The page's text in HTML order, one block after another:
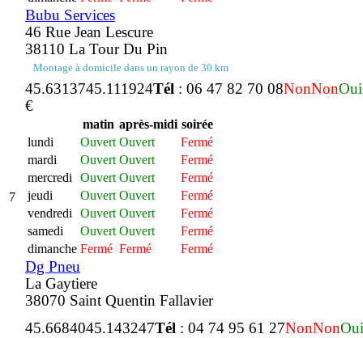
Bubu Services
46 Rue Jean Lescure
38110 La Tour Du Pin
Montage à domicile dans un rayon de 30 km
7
45.6313745.111924Tél : 06 47 82 70 08NonNonOui
€
matin après-midi soirée
lundi
Ouvert Ouvert
Fermé
mardi
Ouvert Ouvert
Fermé
mercredi
Ouvert Ouvert
Fermé
jeudi
Ouvert Ouvert
Fermé
vendredi
Ouvert Ouvert
Fermé
samedi
Ouvert Ouvert
Fermé
dimanche Fermé Fermé Fermé
Dg Pneu
La Gaytiere
38070 Saint Quentin Fallavier
45.6684045.143247Tél : 04 74 95 61 27NonNonOui